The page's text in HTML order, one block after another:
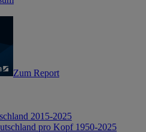
Zum Report
2015-2025
pro Kopf 1950-2025